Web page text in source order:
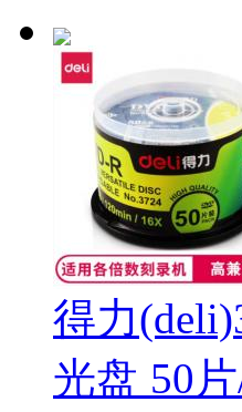
得力
光盘 50